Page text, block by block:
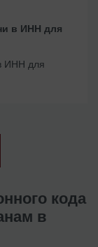
в ИНН для
ИНН для
кода
в